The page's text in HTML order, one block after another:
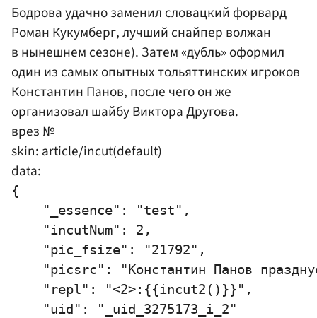
Бодрова удачно заменил словацкий форвард
Роман Кукумберг, лучший снайпер волжан
в нынешнем сезоне). Затем «дубль» оформил
один из самых опытных тольяттинских игроков
Константин Панов, после чего он же
организовал шайбуВиктора Другова.
врез №
skin: article/incut(default)
data:
{
    "_essence": "test",
    "incutNum": 2,
    "pic_fsize": "21792",
"picsrc": "Константин Панов
    "repl": "<2>:{{incut2()}}",
    "uid": "_uid_3275173_i_2"